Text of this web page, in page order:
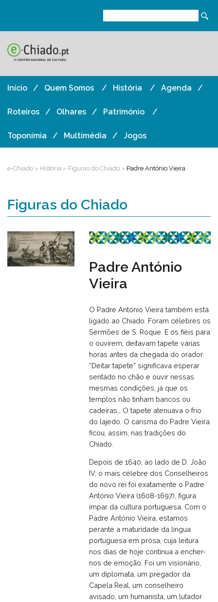
Início Quem Somos História Agenda
Roteiros Olhares Património
Toponímia Multimédia Jogos
e-Chiado » História » Figuras do Chiado » Padre António Vieira
Figuras do Chiado
Padre António
Vieira
O Padre António Vieira também está
ligado ao Chiado. Foram célebres os
Sermões de S. Roque. E os fiéis para
o ouvirem, deitavam tapete várias
horas antes da chegada do orador.
“Deitar tapete” significava esperar
sentado no chão e ouvir nessas
mesmas condições, já que os
templos não tinham bancos ou
cadeiras… O tapete atenuava o frio
do lajedo. O carisma do Padre Vieira
ficou, assim, nas tradições do
Chiado.
Depois de 1640, ao lado de D. João
IV, o mais célebre dos Conselheiros
do novo rei foi exatamente o Padre
António Vieira (1608-1697), figura
ímpar da cultura portuguesa. Com o
Padre António Vieira, estamos
perante a maturidade da língua
portuguesa em prosa, cuja leitura
nos dias de hoje continua a encher-
nos de emoção. Foi um visionário,
um diplomata, um pregador da
Capela Real, um conselheiro
avisado, um humanista, um lutador